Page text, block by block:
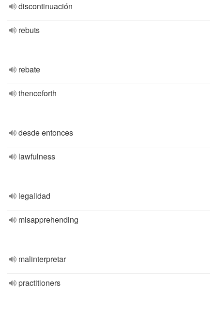
discontinuación
rebuts
rebate
thenceforth
desde entonces
lawfulness
legalidad
misapprehending
malinterpretar
practitioners